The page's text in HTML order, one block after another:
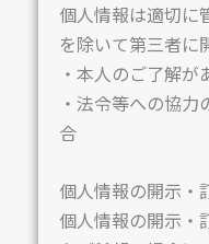
個人情報は適切に
を除いて第三者に
・本人のご了解が
・法令等への協
合
個人情報の開示・
個人情報の開示・